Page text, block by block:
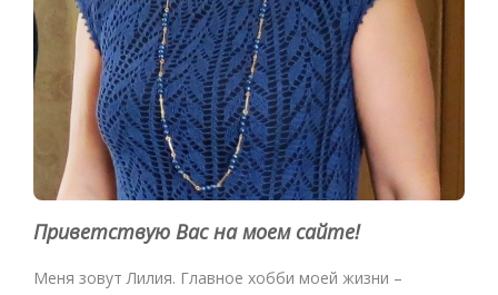
Приветствую Вас на моем сайте!
Меня зовут Лилия. Главное хобби моей жизни –